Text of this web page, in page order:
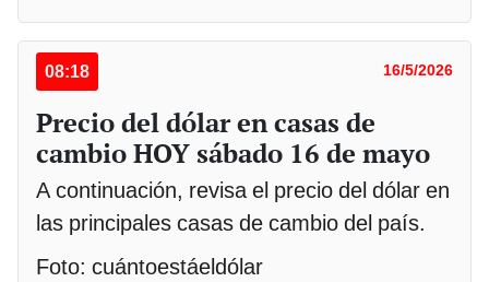
08:18 16/5/2026
Precio del dólar en casas de
cambio HOY sábado 16 de mayo
A continuación, revisa el precio del dólar en
las principales casas de cambio del país.
Foto: cuántoestáeldólar